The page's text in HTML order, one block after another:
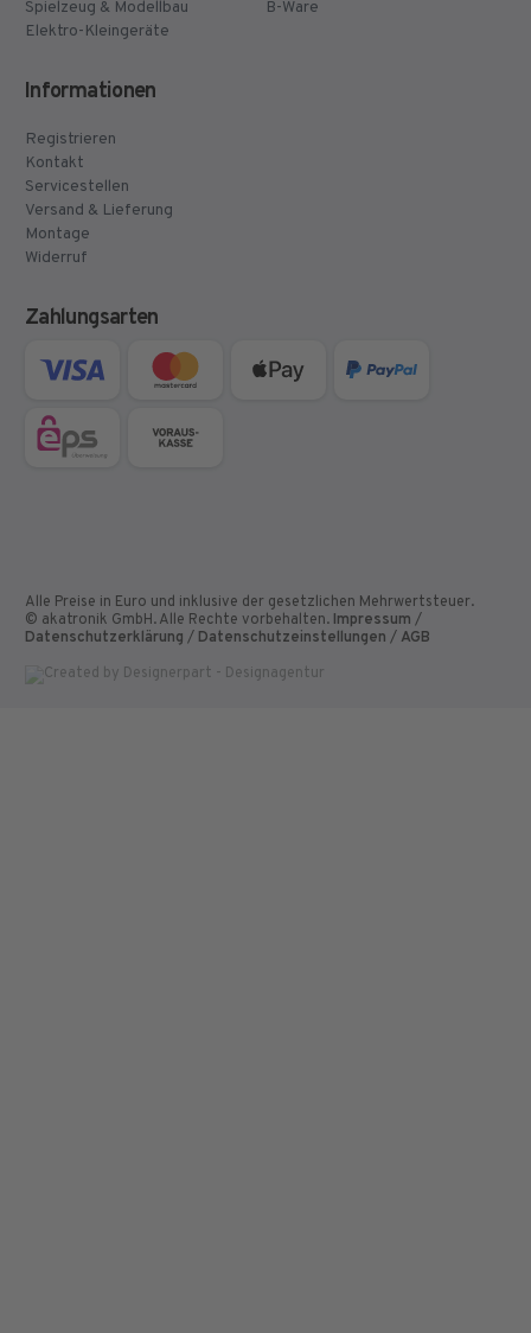
Spielzeug & Modellbau
B-Ware
Elektro-Kleingeräte
Informationen
Registrieren
Kontakt
Servicestellen
Versand & Lieferung
Montage
Widerruf
Zahlungsarten
Alle Preise in Euro und inklusive der gesetzlichen Mehrwertsteuer.
© akatronik GmbH. Alle Rechte vorbehalten. Impressum /
Datenschutzerklärung / Datenschutzeinstellungen / AGB